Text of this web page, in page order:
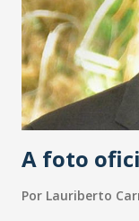
A foto
Por Lauriberto